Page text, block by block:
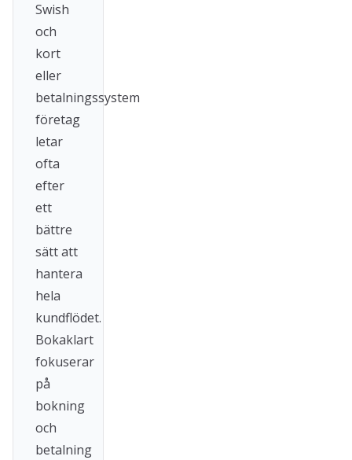
Swish
och
kort
eller
betalningssystem
företag
letar
ofta
efter
ett
bättre
sätt att
hantera
hela
kundflödet.
Bokaklart
fokuserar
på
bokning
och
betalning